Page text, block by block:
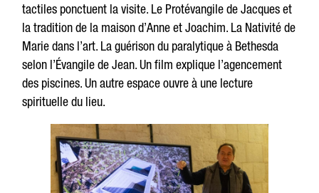
tactiles ponctuent la visite. Le Protévangile de Jacques et
la tradition de la maison d’Anne et Joachim. La Nativité de
Marie dans l’art. La guérison du paralytique à Bethesda
selon l’Évangile de Jean. Un film explique l’agencement
des piscines. Un autre espace ouvre à une lecture
spirituelle du lieu.